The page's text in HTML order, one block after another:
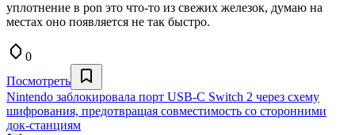
уплотнение в pon это что-то из свежих железок, думаю на
местах оно появляется не так быстро.
0
Посмотреть
Nintendo заблокировала порт USB-C Switch 2 через схему
шифрования, предотвращая совместимость со сторонними
док-станциям